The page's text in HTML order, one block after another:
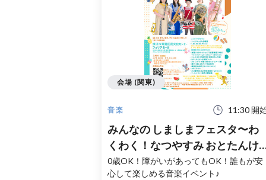
音楽 11:30 開
みんなの しましまフェスタ〜わ
くわく！なつやすみ おとたんけ
ん！〜
0歳OK！障がいがあってもOK！誰もが安
心して楽しめる音楽イベント♪
会場 (関東)